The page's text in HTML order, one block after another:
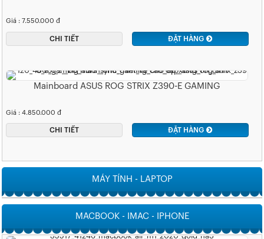
Giá : 7.550.000 đ
CHI TIẾT ĐẶT HÀNG
Mainboard ASUS ROG STRIX Z390-E GAMING
Giá : 4.850.000 đ
CHI TIẾT ĐẶT HÀNG
MÁY TÍNH - LAPTOP
MACBOOK - IMAC - IPHONE